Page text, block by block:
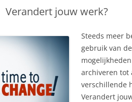
Verandert jouw werk?
Steeds meer
gebruik van
archiveren tot
verschillende
Verandert